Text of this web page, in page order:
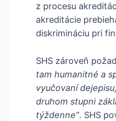
z procesu
akreditácie
diskrimináciu pri
SHS zároveň
tam humanitné a
vyučovaní
druhom stupni
týždenne”. SHS